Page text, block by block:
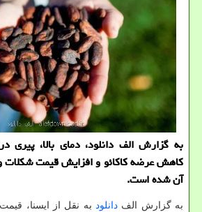
به گزارش الف دانلود، دمای بالا، پیری
کاهش عرضه کاکائو و افزایش قیمت شکلات
آن شده است.
به گزارش الف دانلود به نقل از ایسنا،